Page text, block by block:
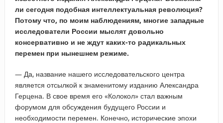
ли сегодня подобная интеллектуальная революция?
Потому что, по моим наблюдениям, многие западные
исследователи России мыслят довольно
консервативно и не ждут каких-то радикальных
перемен при нынешнем режиме.
— Да, название нашего исследовательского центра
является отсылкой к знаменитому изданию Александра
Герцена. В свое время его «Колокол» стал важным
форумом для обсуждения будущего России и
необходимости перемен. Конечно, исторические эпохи